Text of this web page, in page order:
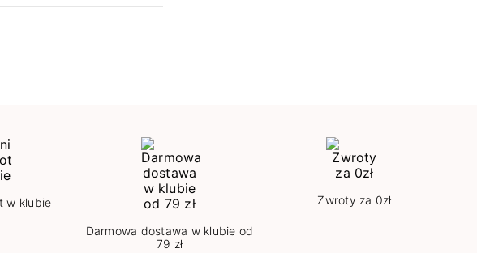
w klubie
Darmowa dostawa w klubie od
79 zł
Zwroty za 0zł